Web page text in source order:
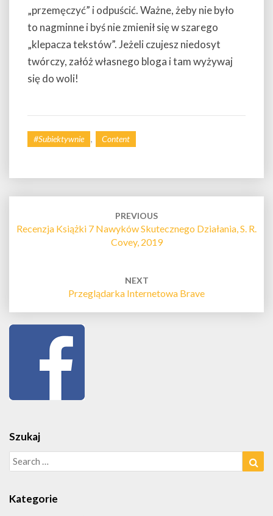
„przemęczyć” i odpuścić. Ważne, żeby nie było
to nagminne i byś nie zmienił się w szarego
„klepacza tekstów”. Jeżeli czujesz niedosyt
twórczy, załóż własnego bloga i tam wyżywaj
się do woli!
#subiektywnie Content
PREVIOUS
Recenzja Książki 7 Nawyków Skutecznego Działania, S. R.
Covey, 2019
NEXT
Przeglądarka Internetowa Brave
Szukaj
Search
for:
Kategorie